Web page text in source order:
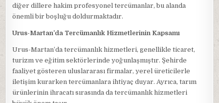
diğer dillere hakim profesyonel tercümanlar, bu alanda
önemli bir boşluğu doldurmaktadır.
Urus-Martan’da Tercümanlık Hizmetlerinin Kapsamı
Urus-Martan’da tercümanlık hizmetleri, genellikle ticaret,
turizm ve eğitim sektörlerinde yoğunlaşmıştır. Şehirde
faaliyet gösteren uluslararası firmalar, yerel üreticilerle
iletişim kurarken tercümanlara ihtiyaç duyar. Ayrıca, tarım
ürünlerinin ihracatı sırasında da tercümanlık hizmetleri